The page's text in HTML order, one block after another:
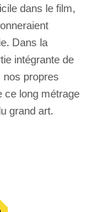
dans le film,
Dans la
intégrante de
nos propres
ce long métrage
grand art.